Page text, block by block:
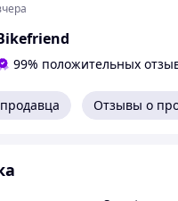
99% положительных
Отзывы о